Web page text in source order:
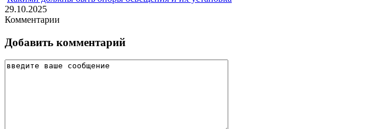
29.10.2025
Комментарии
Добавить комментарий